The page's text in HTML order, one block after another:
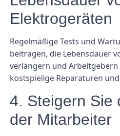
Elektrogeräten
Regelmäßige Tests und
beitragen, die Lebensdauer
verlängern und
kostspielige Reparaturen
4. Steigern Sie
der Mitarbeiter